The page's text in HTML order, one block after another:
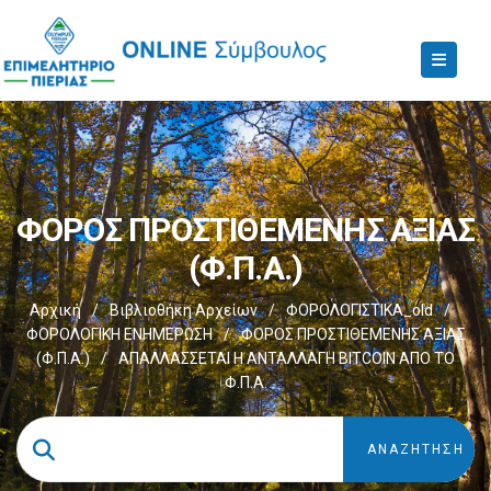
ΦΟΡΟΣ ΠΡΟΣΤΙΘΕΜΕΝΗΣ ΑΞΙΑΣ
(Φ.Π.Α.)
Αρχική / Βιβλιοθήκη Αρχείων / ΦΟΡΟΛΟΓΙΣΤΙΚΑ_old
/
ΦΟΡΟΛΟΓΙΚΗ ΕΝΗΜΕΡΩΣΗ
/
ΦΟΡΟΣ ΠΡΟΣΤΙΘΕΜΕΝΗΣ ΑΞΙΑΣ
(Φ.Π.Α.)
/
ΑΠΑΛΛΑΣΣΕΤΑΙ Η ΑΝΤΑΛΛΑΓΗ BITCOIN ΑΠΟ ΤΟ
Φ.Π.Α.